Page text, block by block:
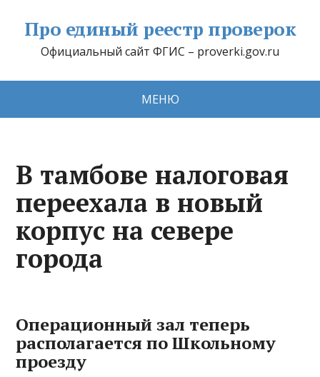
Про единый реестр проверок
Официальный сайт ФГИС – proverki.gov.ru
МЕНЮ
В тамбове налоговая
переехала в новый
корпус на севере
города
Операционный зал теперь
располагается по Школьному
проезду